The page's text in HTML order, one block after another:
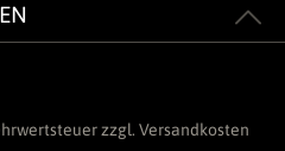
zzgl. Versandkosten